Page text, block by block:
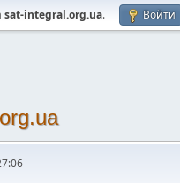
sat-integral.org.ua. Войти